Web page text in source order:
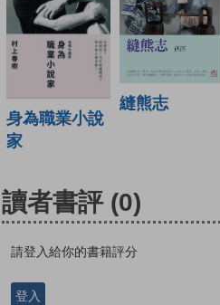
身為職業小說
家
縫熊志
讀者書評 (0)
請登入給你的書籍評分
登入